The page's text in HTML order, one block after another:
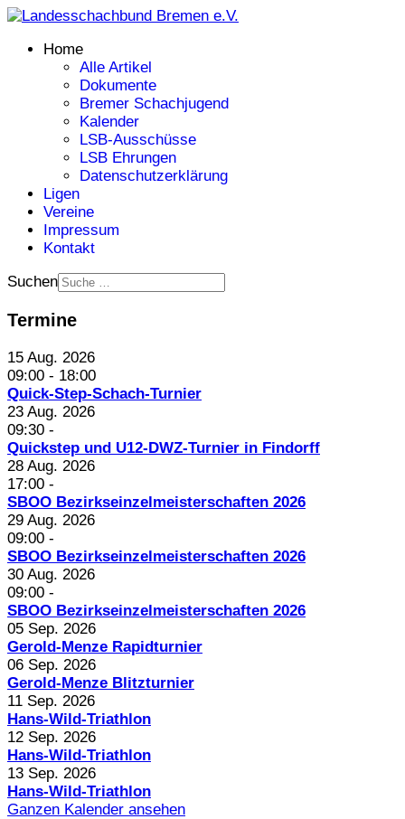
Home
Alle Artikel
Dokumente
Bremer Schachjugend
Kalender
LSB-Ausschüsse
LSB Ehrungen
Datenschutzerklärung
Ligen
Vereine
Impressum
Kontakt
Suchen
Termine
15 Aug. 2026
09:00 - 18:00
Quick-Step-Schach-Turnier
23 Aug. 2026
09:30 -
Quickstep und U12-DWZ-Turnier in Findorff
28 Aug. 2026
17:00 -
SBOO Bezirkseinzelmeisterschaften 2026
29 Aug. 2026
09:00 -
SBOO Bezirkseinzelmeisterschaften 2026
30 Aug. 2026
09:00 -
SBOO Bezirkseinzelmeisterschaften 2026
05 Sep. 2026
Gerold-Menze Rapidturnier
06 Sep. 2026
Gerold-Menze Blitzturnier
11 Sep. 2026
Hans-Wild-Triathlon
12 Sep. 2026
Hans-Wild-Triathlon
13 Sep. 2026
Hans-Wild-Triathlon
Ganzen Kalender ansehen